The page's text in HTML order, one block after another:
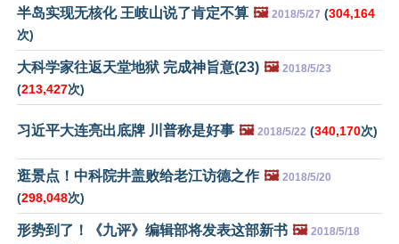
半岛实现无核化 王岐山说了肯定不算 🖼️ 2018/5/27 (304,164
次)
大科学家往返天堂地狱 完成神旨意(23) 🖼️ 2018/5/23
(213,427次)
习近平大连亮出底牌 川普称是好事 🖼️ 2018/5/22 (340,170次)
逛景点！中科院井盖败给老江访德之作 🖼️ 2018/5/20
(298,048次)
形势到了！《九评》编辑部将发表这部新书 🖼️ 2018/5/18